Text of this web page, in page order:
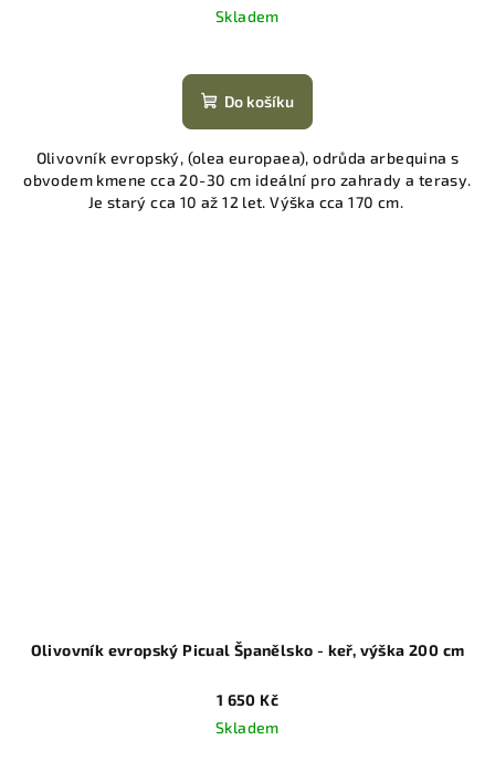
Skladem
Do košíku
Olivovník evropský, (olea europaea), odrůda arbequina s
obvodem kmene cca 20-30 cm ideální pro zahrady a terasy.
Je starý cca 10 až 12 let. Výška cca 170 cm.
Olivovník evropský Picual Španělsko - keř, výška 200 cm
1 650 Kč
Skladem